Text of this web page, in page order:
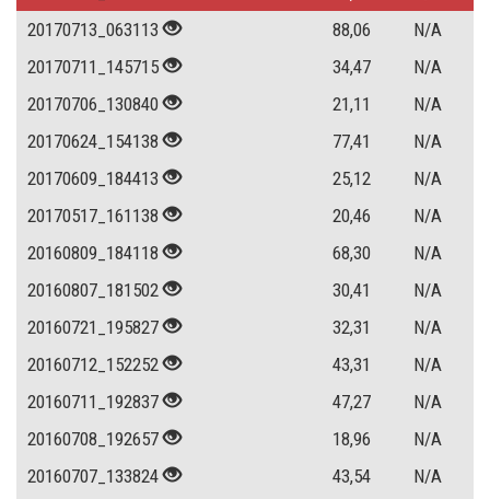
20170713_063113
88,06
N/A
20170711_145715
34,47
N/A
20170706_130840
21,11
N/A
20170624_154138
77,41
N/A
20170609_184413
25,12
N/A
20170517_161138
20,46
N/A
20160809_184118
68,30
N/A
20160807_181502
30,41
N/A
20160721_195827
32,31
N/A
20160712_152252
43,31
N/A
20160711_192837
47,27
N/A
20160708_192657
18,96
N/A
20160707_133824
43,54 N/A